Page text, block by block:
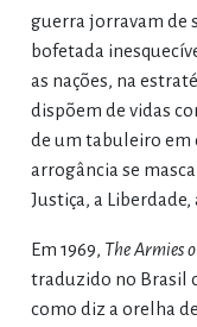
guerra jorravam de
bofetada
as nações, na
dispõem de vidas
de um tabuleiro em
arrogância se
Justiça, a Liberdade,
Em 1969, The Armies
traduzido no Brasil
como diz a orelha